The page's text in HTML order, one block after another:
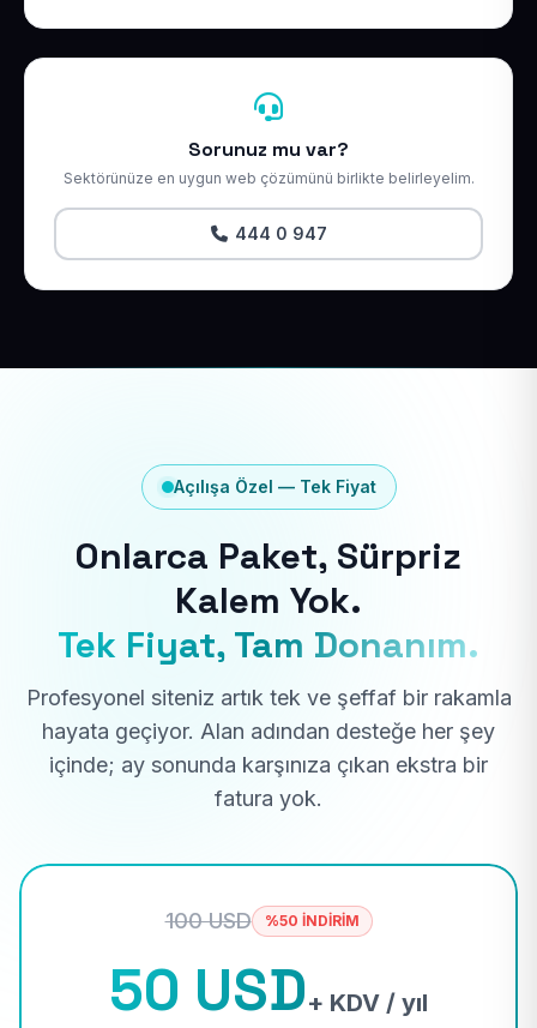
Sorunuz mu var?
Sektörünüze en uygun web çözümünü birlikte belirleyelim.
444 0 947
Açılışa Özel — Tek Fiyat
Onlarca Paket, Sürpriz
Kalem Yok.
Tek Fiyat, Tam Donanım.
Profesyonel siteniz artık tek ve şeffaf bir rakamla
hayata geçiyor. Alan adından desteğe her şey
içinde; ay sonunda karşınıza çıkan ekstra bir
fatura yok.
100 USD %50 İNDİRİM
50 USD+ KDV / yıl